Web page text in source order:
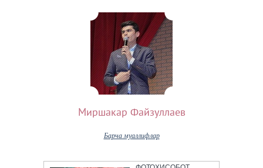
Миршакар Файзуллаев
Барча муаллифлар